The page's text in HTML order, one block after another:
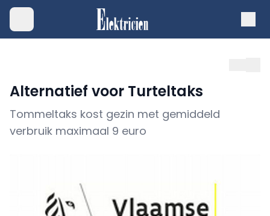
Alternatief voor Turteltaks
Tommeltaks kost gezin met gemiddeld
verbruik maximaal 9 euro